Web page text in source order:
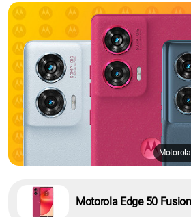
Motorola Edge 50 Fusion